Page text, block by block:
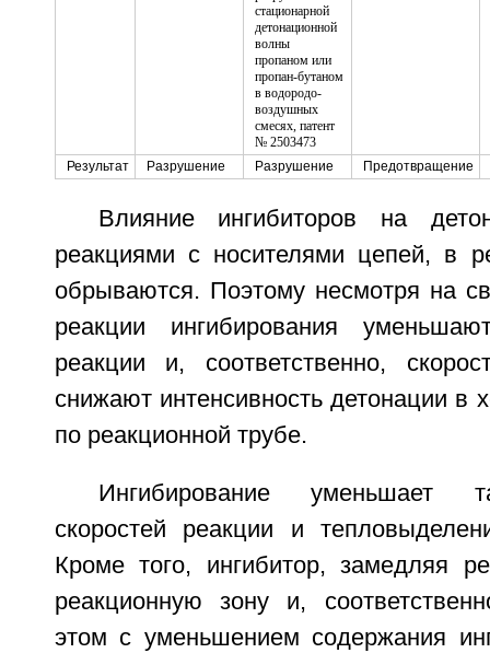
Результат Разрушение Разрушение Предотвращение
Влияние ингибиторов на
реакциями с носителями цепей, в
обрываются. Поэтому несмотря на
реакции ингибирования
реакции и, соответственно,
снижают интенсивность детонации в
по реакционной трубе.
Ингибирование уменьшает
скоростей реакции и
Кроме того, ингибитор, замедляя
реакционную зону и,
этом с уменьшением содержания